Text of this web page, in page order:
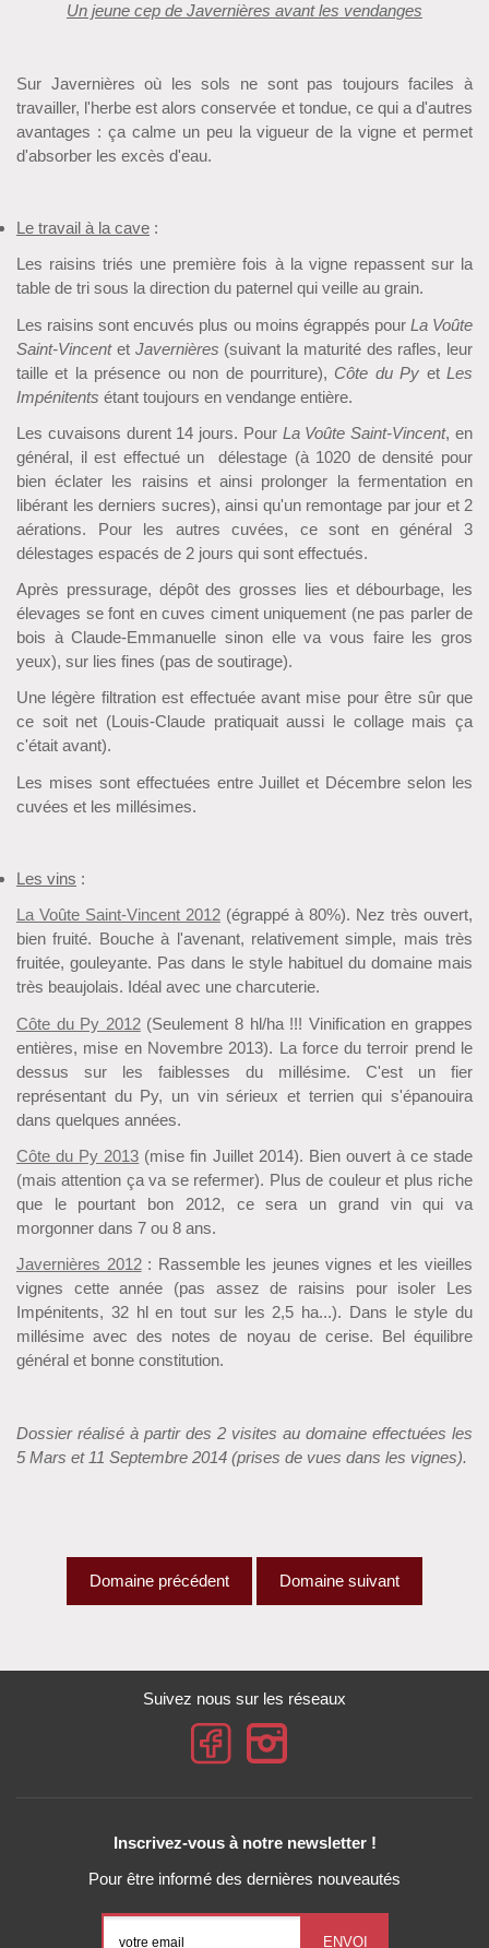
Un jeune cep de Javernières avant les vendanges
Sur Javernières où les sols ne sont pas toujours faciles à
travailler, l'herbe est alors conservée et tondue, ce qui a d'autres
avantages : ça calme un peu la vigueur de la vigne et permet
d'absorber les excès d'eau.
Le travail à la cave :
Les raisins triés une première fois à la vigne repassent sur la
table de tri sous la direction du paternel qui veille au grain.
Les raisins sont encuvés plus ou moins égrappés pour La Voûte
Saint-Vincentet Javernières (suivant la maturité des rafles, leur
taille et la présence ou non de pourriture), Côte du Py etLes
Impénitents étant toujours en vendange entière.
Les cuvaisons durent 14 jours. Pour La Voûte Saint-Vincent, en
général, il est effectué un délestage (à 1020 de densité pour
bien éclater les raisins et ainsi prolonger la fermentation en
libérant les derniers sucres), ainsi qu'un remontage par jour et 2
aérations. Pour les autres cuvées, ce sont en général 3
délestages espacés de 2 jours qui sont effectués.
Après pressurage, dépôt des grosses lies et débourbage, les
élevages se font en cuves ciment uniquement (ne pas parler de
bois à Claude-Emmanuelle sinon elle va vous faire les gros
yeux), sur lies fines (pas de soutirage).
Une légère filtration est effectuée avant mise pour être sûr que
ce soit net (Louis-Claude pratiquait aussi le collage mais ça
c'était avant).
Les mises sont effectuées entre Juillet et Décembre selon les
cuvées et les millésimes.
Les vins :
La Voûte Saint-Vincent 2012 (égrappé à 80%). Nez très ouvert,
bien fruité. Bouche à l'avenant, relativement simple, mais très
fruitée, gouleyante. Pas dans le style habituel du domaine mais
très beaujolais. Idéal avec une charcuterie.
Côte du Py 2012(Seulement 8 hl/ha !!! Vinification en grappes
entières, mise en Novembre 2013). La force du terroir prend le
dessus sur les faiblesses du millésime. C'est un fier
représentant du Py, un vin sérieux et terrien qui s'épanouira
dans quelques années.
Côte du Py 2013 (mise fin Juillet 2014). Bien ouvert à ce stade
(mais attention ça va se refermer). Plus de couleur et plus riche
que le pourtant bon 2012, ce sera un grand vin qui va
morgonner dans 7 ou 8 ans.
Javernières 2012: Rassemble les jeunes vignes et les vieilles
vignes cette année (pas assez de raisins pour isoler Les
Impénitents, 32 hl en tout sur les 2,5 ha...). Dans le style du
millésime avec des notes de noyau de cerise. Bel équilibre
général et bonne constitution.
Dossier réalisé à partir des 2 visites au domaine effectuées les
5 Mars et 11 Septembre 2014 (prises de vues dans les vignes).
Domaine précédent Domaine suivant
Suivez nous sur les réseaux
Inscrivez-vous à notre newsletter !
Pour être informé des dernières nouveautés